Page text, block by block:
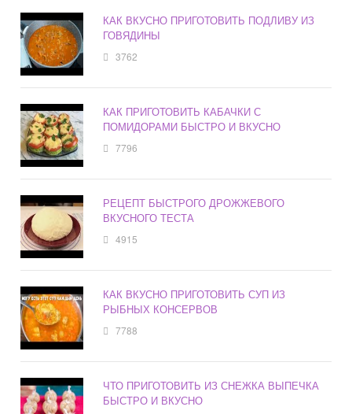
КАК ВКУСНО ПРИГОТОВИТЬ ПОДЛИВУ ИЗ
ГОВЯДИНЫ
3762
КАК ПРИГОТОВИТЬ КАБАЧКИ С
ПОМИДОРАМИ БЫСТРО И ВКУСНО
7796
РЕЦЕПТ БЫСТРОГО ДРОЖЖЕВОГО
ВКУСНОГО ТЕСТА
4915
КАК ВКУСНО ПРИГОТОВИТЬ СУП ИЗ
РЫБНЫХ КОНСЕРВОВ
7788
ЧТО ПРИГОТОВИТЬ ИЗ СНЕЖКА ВЫПЕЧКА
БЫСТРО И ВКУСНО